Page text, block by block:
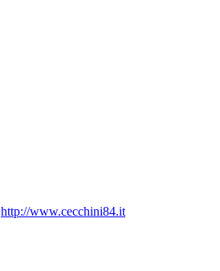
http://www.cecchini84.it